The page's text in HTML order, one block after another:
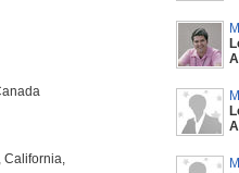
California,